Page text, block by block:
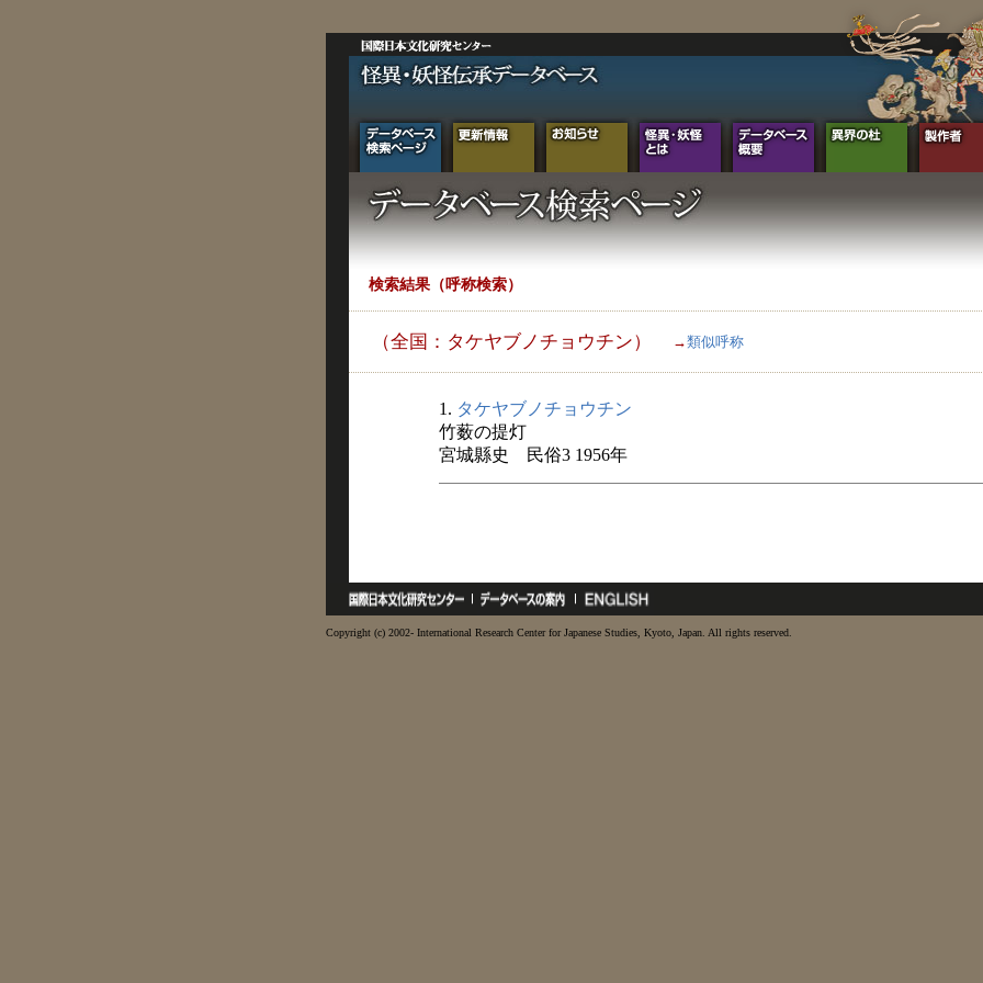
検索結果（呼称検索）
（全国：タケヤブノチョウチン） →類似呼称
1. タケヤブノチョウチン
竹薮の提灯
宮城縣史 民俗3 1956年
Copyright (c) 2002- International Research Center for Japanese Studies, Kyoto, Japan. All rights reserved.